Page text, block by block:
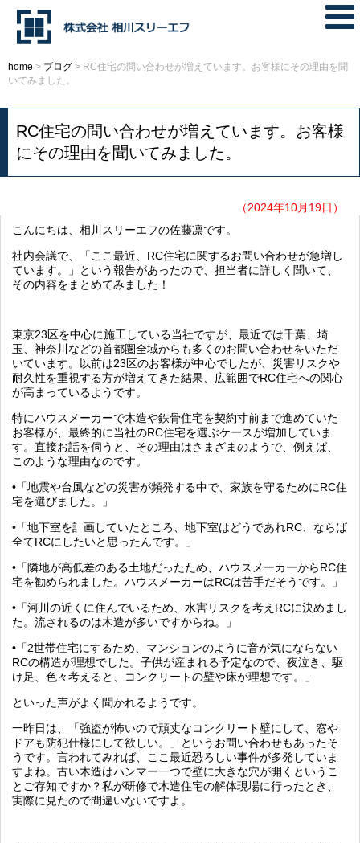
home > ブログ > RC住宅の問い合わせが増えています。お客様にその理由を聞
いてみました。
RC住宅の問い合わせが増えています。お客様
にその理由を聞いてみました。
（2024年10月19日）
こんにちは、相川スリーエフの佐藤凛です。
社内会議で、「ここ最近、RC住宅に関するお問い合わせが急増し
ています。」という報告があったので、担当者に詳しく聞いて、
その内容をまとめてみました！
東京23区を中心に施工している当社ですが、最近では千葉、埼
玉、神奈川などの首都圏全域からも多くのお問い合わせをいただ
いています。以前は23区のお客様が中心でしたが、災害リスクや
耐久性を重視する方が増えてきた結果、広範囲でRC住宅への関心
が高まっているようです。
特にハウスメーカーで木造や鉄骨住宅を契約寸前まで進めていた
お客様が、最終的に当社のRC住宅を選ぶケースが増加していま
す。直接お話を伺うと、その理由はさまざまのようで、例えば、
このような理由なのです。
•「地震や台風などの災害が頻発する中で、家族を守るためにRC住
宅を選びました。」
•「地下室を計画していたところ、地下室はどうであれRC、ならば
全てRCにしたいと思ったんです。」
•「隣地が高低差のある土地だったため、ハウスメーカーからRC住
宅を勧められました。ハウスメーカーはRCは苦手だそうです。」
•「河川の近くに住んでいるため、水害リスクを考えRCに決めまし
た。流されるのは木造が多いですからね。」
•「2世帯住宅にするため、マンションのように音が気にならない
RCの構造が理想でした。子供が産まれる予定なので、夜泣き、駆
け足、色々考えると、コンクリートの壁や床が理想です。」
といった声がよく聞かれるようです。
一昨日は、「強盗が怖いので頑丈なコンクリート壁にして、窓や
ドアも防犯仕様にして欲しい。」というお問い合わせもあったそ
うです。言われてみれば、ここ最近恐ろしい事件が多発していま
すよね。古い木造はハンマー一つで壁に大きな穴が開くというこ
とご存知ですか？私が研修で木造住宅の解体現場に行ったとき、
実際に見たので間違いないですよ。